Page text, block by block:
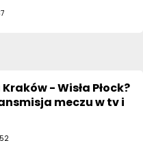
- Wisła Płock?
meczu w tv i